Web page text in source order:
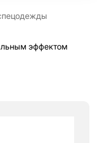
эффектом